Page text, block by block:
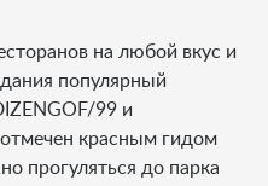
на любой вкус и
популярный
99 и
красным гидом
прогуляться до парка